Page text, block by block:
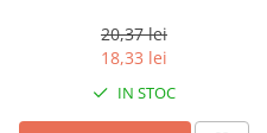
20,37 lei
18,33 lei
IN STOC